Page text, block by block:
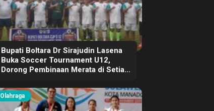
Bupati Boltara Dr Sirajudin Lasena
Buka Soccer Tournament U12,
Dorong Pembinaan Merata di Setiap
Olahraga